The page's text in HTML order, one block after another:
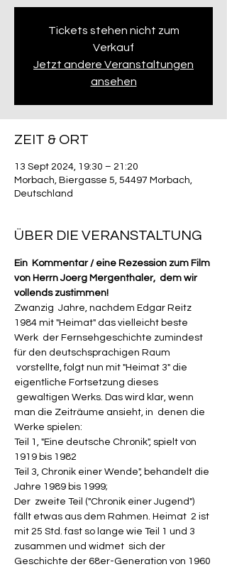
Tickets stehen nicht zum
Verkauf
Jetzt andere Veranstaltungen
ansehen
ZEIT & ORT
13 Sept 2024, 19:30 – 21:20
Morbach, Biergasse 5, 54497 Morbach,
Deutschland
ÜBER DIE VERANSTALTUNG
Ein  Kommentar / eine Rezession zum Film
von Herrn Joerg Mergenthaler,  dem wir
vollends zustimmen!
Zwanzig  Jahre, nachdem Edgar Reitz
1984 mit "Heimat" das vielleicht beste
Werk  der Fernsehgeschichte zumindest
für den deutschsprachigen Raum
vorstellte, folgt nun mit "Heimat 3" die
eigentliche Fortsetzung dieses
gewaltigen Werks. Das wird klar, wenn
man die Zeiträume ansieht, in  denen die
Werke spielen:
Teil 1, "Eine deutsche Chronik", spielt von
1919 bis 1982
Teil 3, Chronik einer Wende", behandelt die
Jahre 1989 bis 1999;
Der  zweite Teil ("Chronik einer Jugend")
fällt etwas aus dem Rahmen. Heimat  2 ist
mit 25 Std. fast so lange wie Teil 1 und 3
zusammen und widmet  sich der
Geschichte der 68er-Generation von 1960